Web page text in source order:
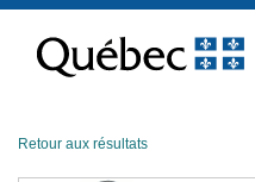
contenu
Retour aux résultats